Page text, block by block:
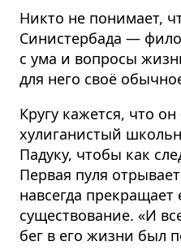
Никто не понимает,
Синистербада —
с ума и вопросы
для него своё
Кругу кажется, что
хулиганистый
Падуку, чтобы как
Первая пуля
навсегда прекращает
существование. «И
бег в его жизни был